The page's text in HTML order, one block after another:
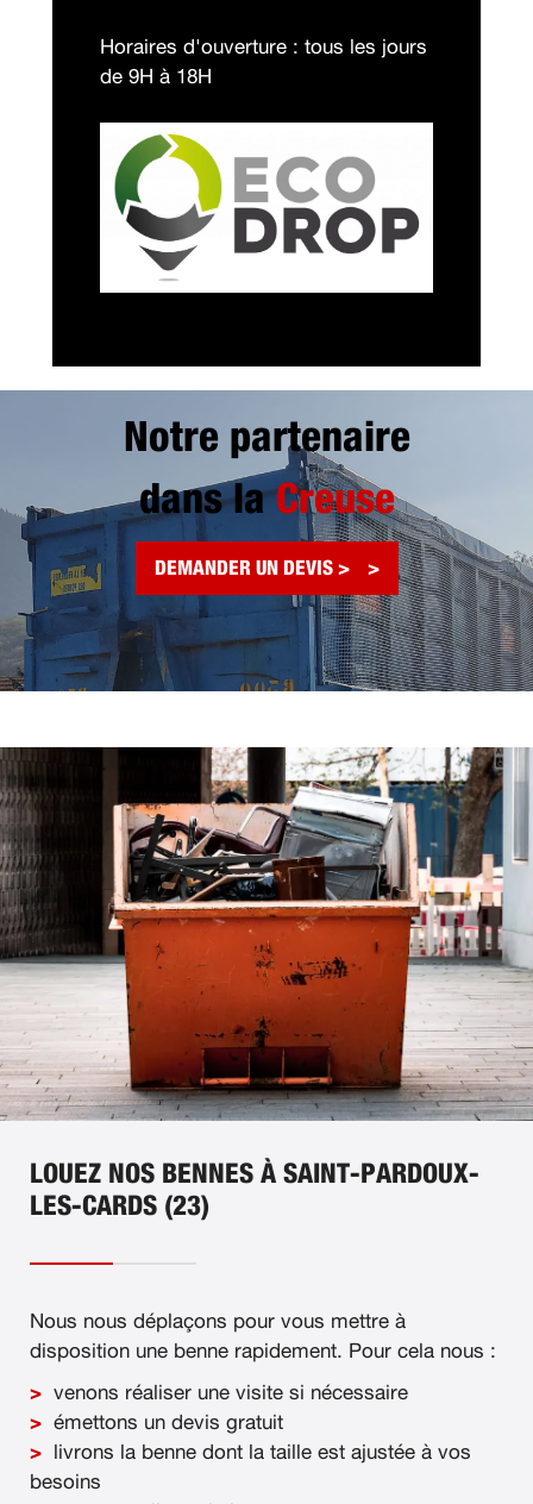
Horaires d'ouverture : tous les jours
de 9H à 18H
Notre partenaire
dans laCreuse
DEMANDER UN DEVIS >
LOUEZ NOS BENNES À SAINT-PARDOUX-
LES-CARDS (23)
Nous nous déplaçons pour vous mettre à
disposition une benne rapidement. Pour cela nous :
venons réaliser une visite si nécessaire
émettons un devis gratuit
livrons la benne dont la taille est ajustée à vos
besoins